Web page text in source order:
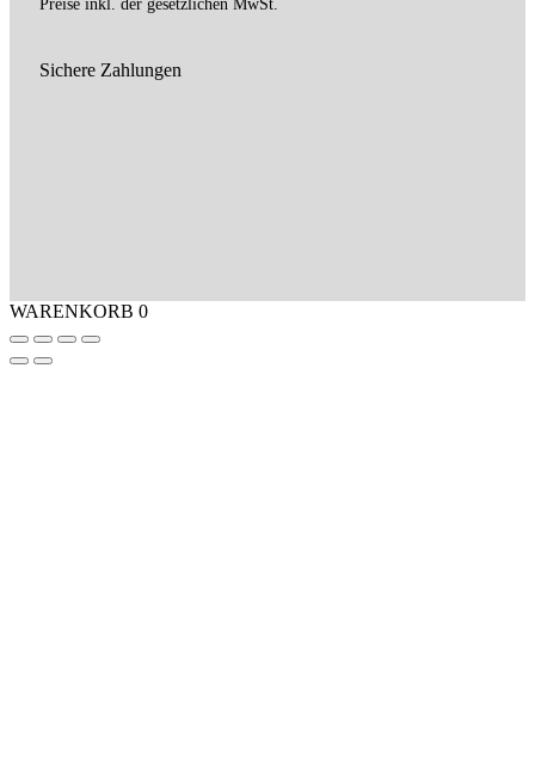
Preise inkl. der gesetzlichen MwSt.
Sichere Zahlungen
WARENKORB 0